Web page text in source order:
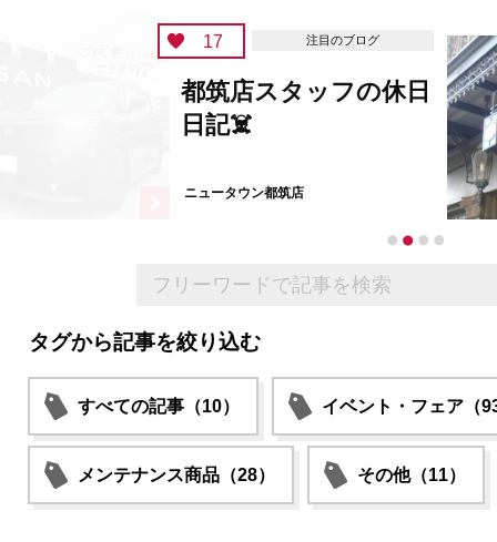
17 注目のブログ
都筑店スタッフの休日
日記☠️
ニュータウン都筑店
タグから記事を絞り込む
すべての記事（10） イベント・フェア（
メンテナンス商品（28） その他（11）